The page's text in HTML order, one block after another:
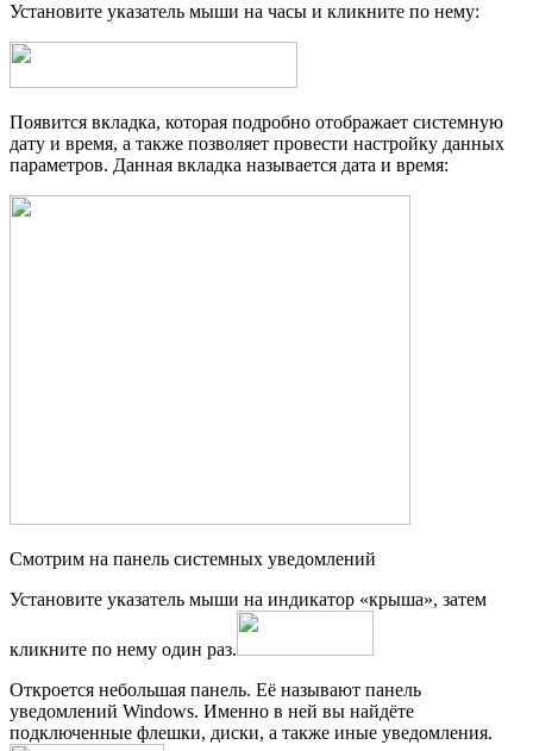
Установите указатель мыши на часы и кликните по нему:
Появится вкладка, которая подробно отображает системную
дату и время, а также позволяет провести настройку данных
параметров. Данная вкладка называется дата и время:
Смотрим на панель системных уведомлений
Установите указатель мыши на индикатор «крыша», затем
кликните по нему один раз.
Откроется небольшая панель. Её называют панель
уведомлений Windows. Именно в ней вы найдёте
подключенные флешки, диски, а также иные уведомления.